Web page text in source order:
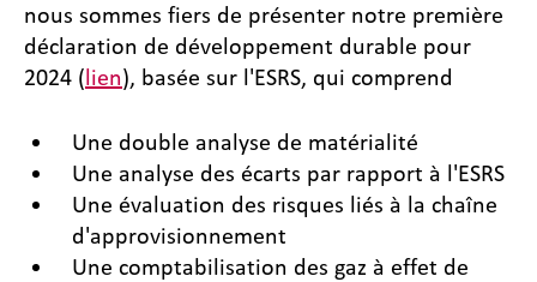
nous sommes fiers de présenter notre première
déclaration de développement durable pour
2024 (lien), basée sur l'ESRS, qui comprend
Une double analyse de matérialité
Une analyse des écarts par rapport à l'ESRS
Une évaluation des risques liés à la chaîne
d'approvisionnement
Une comptabilisation des gaz à effet de